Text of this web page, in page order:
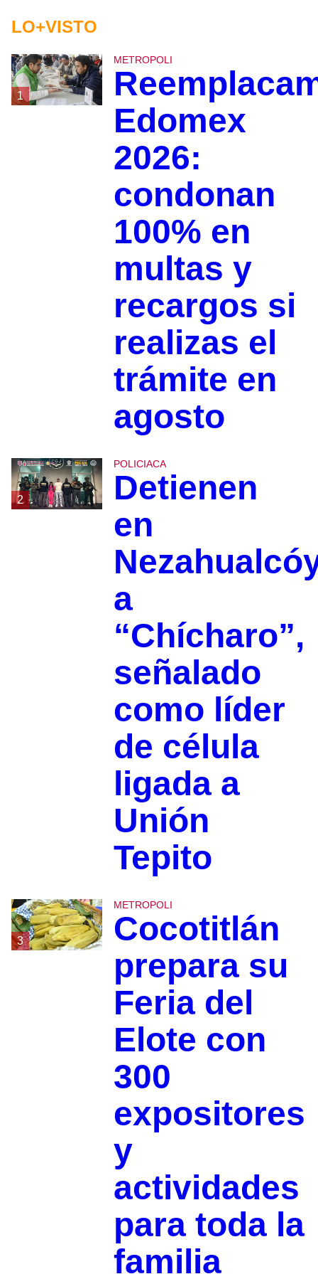
LO+VISTO
1
METROPOLI
Edomex
2026:
condonan
100% en
multas y
recargos si
realizas el
trámite en
agosto
2
POLICIACA
Detienen
en
a
“Chícharo”,
señalado
como líder
de célula
ligada a
Unión
Tepito
3
METROPOLI
Cocotitlán
prepara su
Feria del
Elote con
300
expositores
y
actividades
para toda la
familia